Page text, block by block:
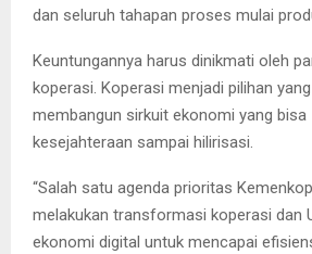
dan seluruh tahapan proses mulai
Keuntungannya harus dinikmati oleh
koperasi. Koperasi menjadi pilihan
membangun sirkuit ekonomi yang
kesejahteraan sampai hilirisasi.
“Salah satu agenda prioritas
melakukan transformasi koperasi dan
ekonomi digital untuk mencapai